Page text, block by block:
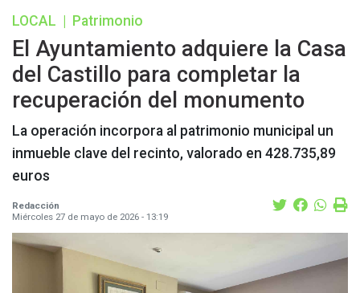
LOCAL Patrimonio
El Ayuntamiento adquiere la Casa
del Castillo para completar la
recuperación del monumento
La operación incorpora al patrimonio municipal un
inmueble clave del recinto, valorado en 428.735,89
euros
Redacción
Miércoles 27 de mayo de 2026 - 13:19